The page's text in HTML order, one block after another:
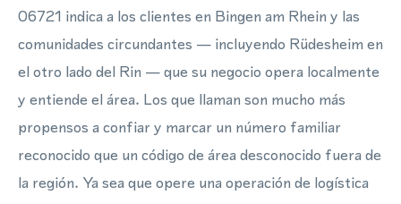
06721 indica a los clientes en Bingen am Rhein y las
comunidades circundantes — incluyendo Rüdesheim en
el otro lado del Rin — que su negocio opera localmente
y entiende el área. Los que llaman son mucho más
propensos a confiar y marcar un número familiar
reconocido que un código de área desconocido fuera de
la región. Ya sea que opere una operación de logística